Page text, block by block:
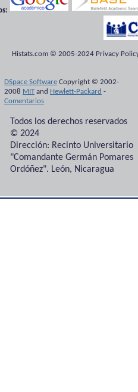
Histats.com © 2005-2024 Privacy
DSpace Software Copyright © 2002-
2008 MITand Hewlett-Packard -
Comentarios
Todos los derechos reservados
© 2024
Dirección: Recinto Universitario
"Comandante Germán Pomares
Ordóñez". León, Nicaragua